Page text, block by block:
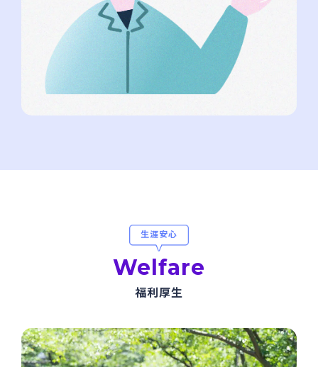
⽣涯安⼼
Welfare
福利厚生